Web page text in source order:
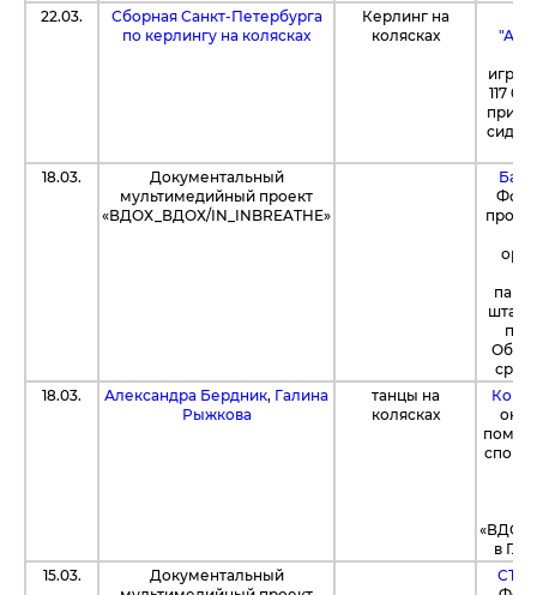
22.03.
Сборная Санкт-Петербурга
по керлингу на колясках
Керлинг на
колясках
117
18.03.
Документальный
мультимедийный проект
«ВДОХ_ВДОХ/IN_INBREATHE»
по
18.03.
Александра Бердник, Галина
Рыжкова
танцы на
колясках
в
15.03.
Документальный
СТД